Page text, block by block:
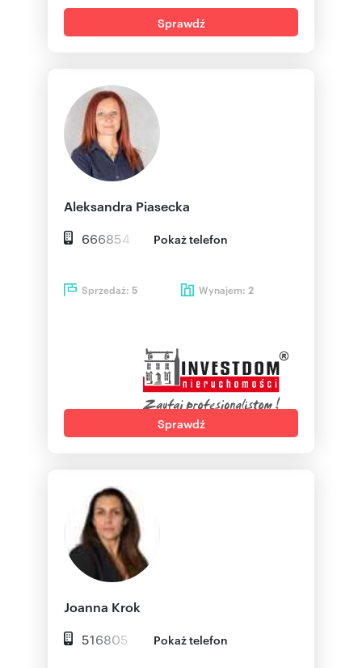
Sprawdź
Aleksandra Piasecka
666854 Pokaż telefon
Sprzedaż: 5 Wynajem: 2
Sprawdź
Joanna Krok
516805 Pokaż telefon